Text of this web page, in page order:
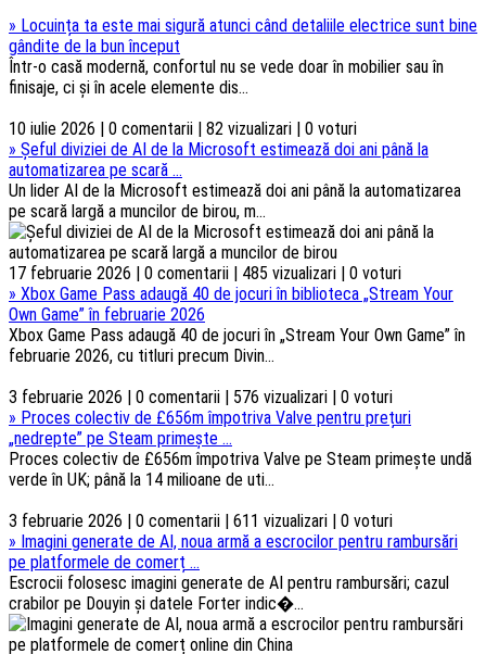
» Locuința ta este mai sigură atunci când detaliile electrice sunt bine
gândite de la bun început
Într-o casă modernă, confortul nu se vede doar în mobilier sau în
finisaje, ci și în acele elemente dis...
10 iulie 2026 | 0 comentarii | 82 vizualizari | 0 voturi
» Șeful diviziei de AI de la Microsoft estimează doi ani până la
automatizarea pe scară ...
Un lider AI de la Microsoft estimează doi ani până la automatizarea
pe scară largă a muncilor de birou, m...
17 februarie 2026 | 0 comentarii | 485 vizualizari | 0 voturi
» Xbox Game Pass adaugă 40 de jocuri în biblioteca „Stream Your
Own Game” în februarie 2026
Xbox Game Pass adaugă 40 de jocuri în „Stream Your Own Game” în
februarie 2026, cu titluri precum Divin...
3 februarie 2026 | 0 comentarii | 576 vizualizari | 0 voturi
» Proces colectiv de £656m împotriva Valve pentru prețuri
„nedrepte” pe Steam primește ...
Proces colectiv de £656m împotriva Valve pe Steam primește undă
verde în UK; până la 14 milioane de uti...
3 februarie 2026 | 0 comentarii | 611 vizualizari | 0 voturi
» Imagini generate de AI, noua armă a escrocilor pentru rambursări
pe platformele de comerț ...
Escrocii folosesc imagini generate de AI pentru rambursări; cazul
crabilor pe Douyin și datele Forter indic�...